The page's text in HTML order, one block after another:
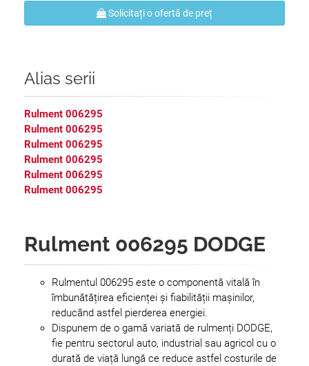
Solicitați o ofertă de preț
Alias serii
Rulment 006295
Rulment 006295
Rulment 006295
Rulment 006295
Rulment 006295
Rulment 006295
Rulment 006295 DODGE
Rulmentul 006295 este o componentă vitală în
îmbunătățirea eficienței și fiabilității mașinilor,
reducând astfel pierderea energiei.
Dispunem de o gamă variată de rulmenți DODGE,
fie pentru sectorul auto, industrial sau agricol cu o
durată de viață lungă ce reduce astfel costurile de